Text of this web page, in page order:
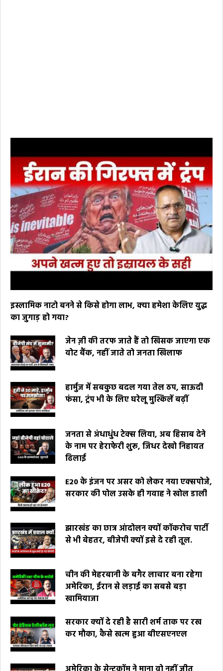
इस्लामिक नाटो बनने से किसे होगा लाभ, क्या हमेशा केलिए युद्ध
का जुगाड़ हो गया?
जेन ज़ी की तरफ जाते हैं तो खिसक जाएगा एक
वोट बैंक, नहीं जाते तो जनता खिलाफ
हार्मुज में सबकुछ बदल गया तेल ठप, साऊदी
फंसा, ट्रंप भी के लिए घरेलू मुश्किलें बढ़ीं
जनता से अंधाधुंध टेक्स लिया, अब हिसाब देने
के नाम पर हेराफेरी शुरू, जिधर देखो निहायत
ढिलाई
E20 के इंजन पर असर को लेकर नया एक्सपोजे,
सरकार की पोल उसके ही गवाह ने खोल डाली
झारखंड का छात्र आंदोलन क्यों कॉकरोच पार्टी
से भी बेहतर, बीजेपी क्यों इसे दे रही तूल.
चीन की मेहरबानी के बगैर लाचार बना रहेगा
अमेरिका, ईरान से लड़ाई का सबसे बड़ा
खामियाजा
सरकार क्यों दे रही है सारी शर्म ताक पर रख
कर मौका, कैसे खत्म हुआ बीएसएनएल